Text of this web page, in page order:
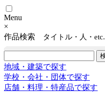
Menu
×
作品検索
タイトル・人・etc.
地域・建築で探す
学校・会社・団体で探す
店舗・料理・特産品で探す